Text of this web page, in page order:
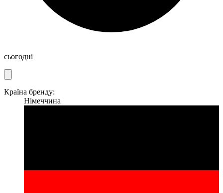
сьогодні
Країна бренду:
Німеччина